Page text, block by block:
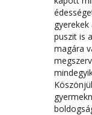
puszit is
magára